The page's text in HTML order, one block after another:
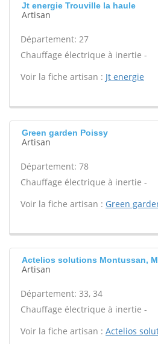
Jt energie Trouville la haule
Artisan
Département: 27
Chauffage électrique à inertie -
Voir la fiche artisan : Jt energie
Green garden Poissy
Artisan
Département: 78
Chauffage électrique à inertie -
Voir la fiche artisan : Green
Actelios solutions Montussan,
Artisan
Département: 33, 34
Chauffage électrique à inertie -
Voir la fiche artisan : Actelios